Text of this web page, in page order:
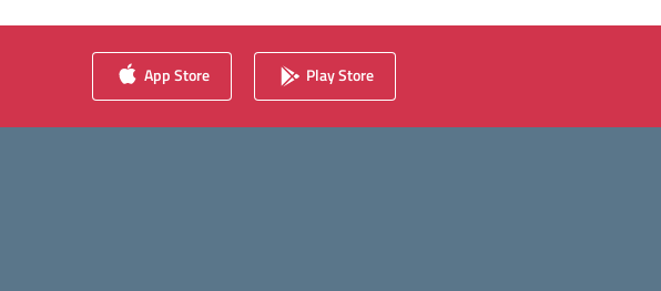
App Store Play Store